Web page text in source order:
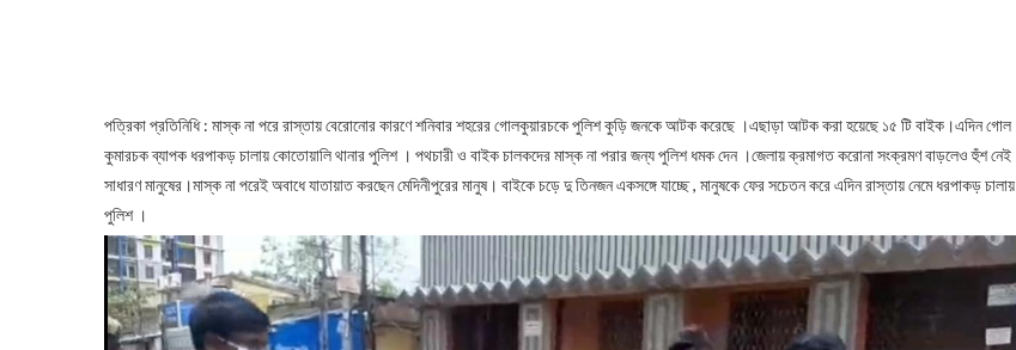
পত্রিকা প্রতিনিধি : মাস্ক না পরে রাস্তায় বেরোনোর কারণে শনিবার শহরের গোলকুয়ারচকে পুলিশ কুড়ি জনকে আটক করেছে ।এছাড়া আটক করা হয়েছে ১৫ টি বাইক।এদিন গোল
কুমারচক ব্যাপক ধরপাকড় চালায় কোতোয়ালি থানার পুলিশ । পথচারী ও বাইক চালকদের মাস্ক না পরার জন্য পুলিশ ধমক দেন ।জেলায় ক্রমাগত করোনা সংক্রমণ বাড়লেও হুঁশ নেই
সাধারণ মানুষের।মাস্ক না পরেই অবাধে যাতায়াত করছেন মেদিনীপুরের মানুষ। বাইকে চড়ে দু তিনজন একসঙ্গে যাচ্ছে , মানুষকে ফের সচেতন করে এদিন রাস্তায় নেমে ধরপাকড় চালায়
পুলিশ ।